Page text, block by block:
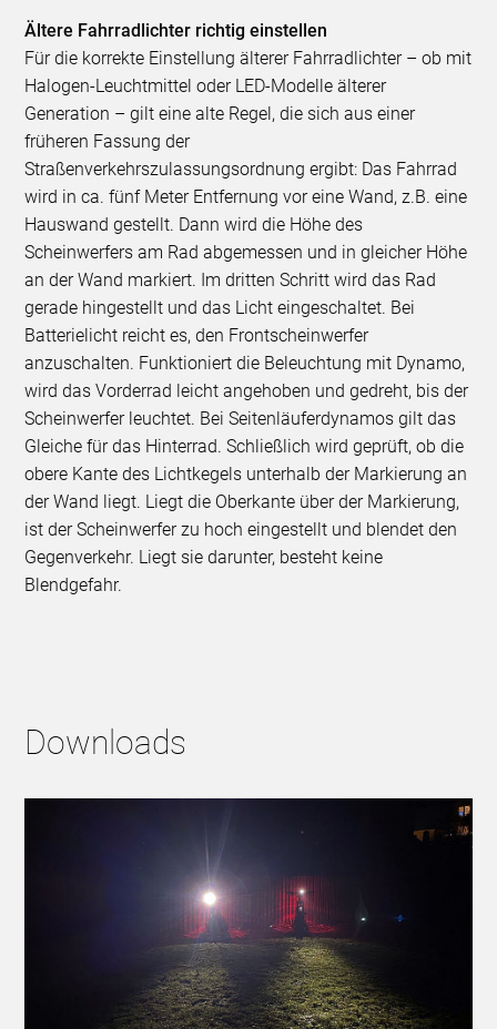
Ältere Fahrradlichter richtig einstellen
Für die korrekte Einstellung älterer Fahrradlichter – ob mit
Halogen-Leuchtmittel oder LED-Modelle älterer
Generation – gilt eine alte Regel, die sich aus einer
früheren Fassung der
Straßenverkehrszulassungsordnung ergibt: Das Fahrrad
wird in ca. fünf Meter Entfernung vor eine Wand, z.B. eine
Hauswand gestellt. Dann wird die Höhe des
Scheinwerfers am Rad abgemessen und in gleicher Höhe
an der Wand markiert. Im dritten Schritt wird das Rad
gerade hingestellt und das Licht eingeschaltet. Bei
Batterielicht reicht es, den Frontscheinwerfer
anzuschalten. Funktioniert die Beleuchtung mit Dynamo,
wird das Vorderrad leicht angehoben und gedreht, bis der
Scheinwerfer leuchtet. Bei Seitenläuferdynamos gilt das
Gleiche für das Hinterrad. Schließlich wird geprüft, ob die
obere Kante des Lichtkegels unterhalb der Markierung an
der Wand liegt. Liegt die Oberkante über der Markierung,
ist der Scheinwerfer zu hoch eingestellt und blendet den
Gegenverkehr. Liegt sie darunter, besteht keine
Blendgefahr.
Downloads